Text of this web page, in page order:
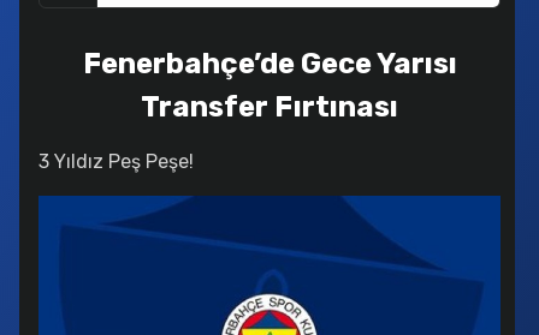
Fenerbahçe’de Gece Yarısı
Transfer Fırtınası
3 Yıldız Peş Peşe!
2025-08-29 18:53:38
Samsunspor’un Konferans Ligi Grup Aşamasındaki Rakipleri Belli Oldu!
Benfica Yenilgisi Fenerbahçe’ye Ağır Geldi: "7 Oyuncu Satılık Listesinde"